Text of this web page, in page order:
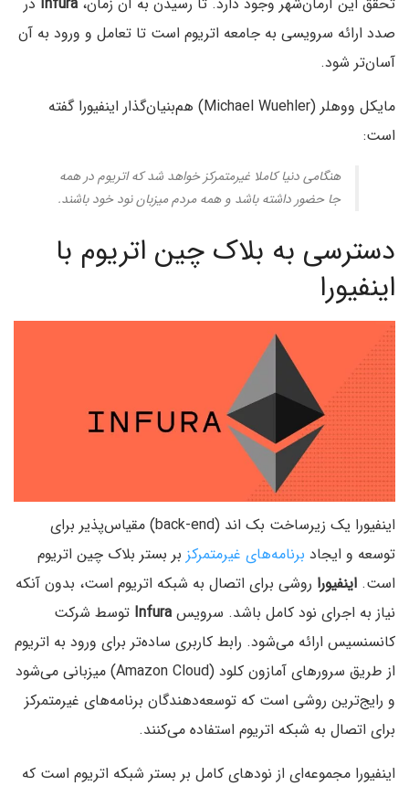
صدد ارائه سرویسی به جامعه اتریوم است تا تعامل و ورود به آن
آسان‌تر شود.
مایکل ووهلر (Michael Wuehler) هم‌بنیان‌گذار اینفیورا گفته
است:
هنگامی دنیا کاملا غیرمتمرکز خواهد شد که اتریوم در همه
جا حضور داشته باشد و همه مردم میزبان نود خود باشند.
دسترسی به بلاک چین اتریوم با
اینفیورا
اینفیورا یک زیرساخت بک اند (back-end) مقیاس‌پذیر برای
توسعه و ایجاد برنامه‌های غیرمتمرکز بر بستر بلاک چین اتریوم
است. اینفیورا روشی برای اتصال به شبکه اتریوم است، بدون آنکه
نیاز به اجرای نود کامل باشد. سرویس Infura توسط شرکت
کانسنسیس ارائه می‌شود. رابط کاربری ساده‌تر برای ورود به اتریوم
از طریق سرورهای آمازون کلود (Amazon Cloud) میزبانی می‌شود
و رایج‌ترین روشی است که توسعه‌دهندگان برنامه‌های غیرمتمرکز
برای اتصال به شبکه اتریوم استفاده می‌کنند.
اینفیورا مجموعه‌ای از نودهای کامل بر بستر شبکه اتریوم است که